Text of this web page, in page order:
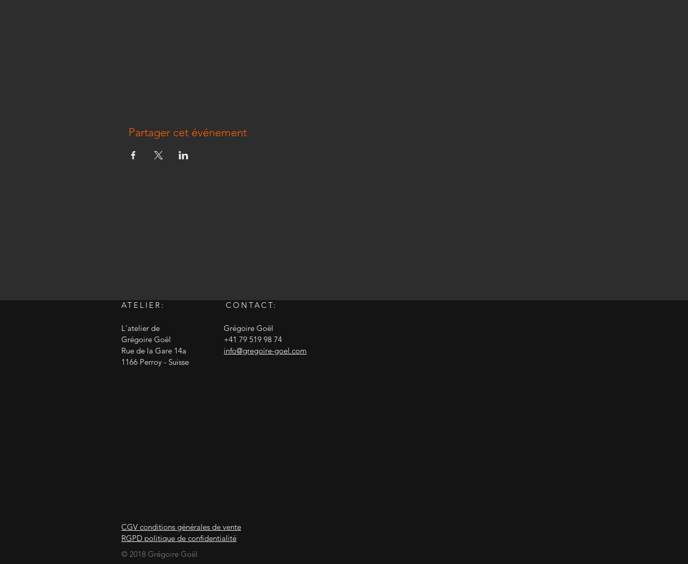
Partager cet événement
ATELIER: CONTACT:
L'atelier de
Grégoire Goël
Rue de la Gare 14a
1166 Perroy - Suisse
Grégoire Goël
+41 79 519 98 74
info@gregoire-goel.com
CGV conditions générales de vente
RGPD politique de confidentialité
© 2018 Grégoire Goël